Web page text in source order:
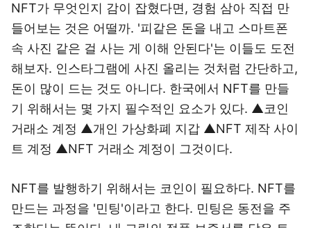
NFT가 무엇인지 감이 잡혔다면, 경험 삼아 직접 만
들어보는 것은 어떨까. '피같은 돈을 내고 스마트폰
속 사진 같은 걸 사는 게 이해 안된다'는 이들도 도전
해보자. 인스타그램에 사진 올리는 것처럼 간단하고,
돈이 많이 드는 것도 아니다. 한국에서 NFT를 만들
기 위해서는 몇 가지 필수적인 요소가 있다. ▲코인
거래소 계정 ▲개인 가상화폐 지갑 ▲NFT 제작 사이
트 계정 ▲NFT 거래소 계정이 그것이다.
NFT를 발행하기 위해서는 코인이 필요하다. NFT를
만드는 과정을 '민팅'이라고 한다. 민팅은 동전을 주